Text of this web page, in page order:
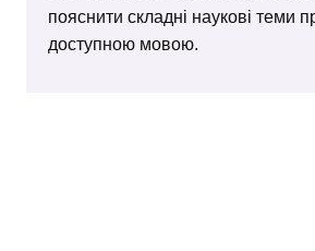
пояснити складні наукові теми
доступною мовою.